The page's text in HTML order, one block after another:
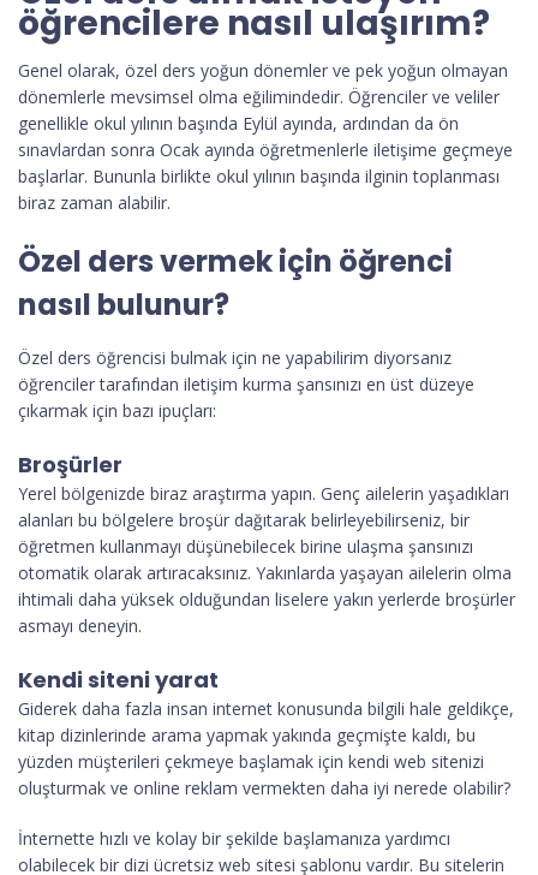
öğrencilere nasıl ulaşırım?
Genel olarak, özel ders yoğun dönemler ve pek yoğun olmayan
dönemlerle mevsimsel olma eğilimindedir. Öğrenciler ve veliler
genellikle okul yılının başında Eylül ayında, ardından da ön
sınavlardan sonra Ocak ayında öğretmenlerle iletişime geçmeye
başlarlar. Bununla birlikte okul yılının başında ilginin toplanması
biraz zaman alabilir.
Özel ders vermek için öğrenci
nasıl bulunur?
Özel ders öğrencisi bulmak için ne yapabilirim diyorsanız
öğrenciler tarafından iletişim kurma şansınızı en üst düzeye
çıkarmak için bazı ipuçları:
Broşürler
Yerel bölgenizde biraz araştırma yapın. Genç ailelerin yaşadıkları
alanları bu bölgelere broşür dağıtarak belirleyebilirseniz, bir
öğretmen kullanmayı düşünebilecek birine ulaşma şansınızı
otomatik olarak artıracaksınız. Yakınlarda yaşayan ailelerin olma
ihtimali daha yüksek olduğundan liselere yakın yerlerde broşürler
asmayı deneyin.
Kendi siteni yarat
Giderek daha fazla insan internet konusunda bilgili hale geldikçe,
kitap dizinlerinde arama yapmak yakında geçmişte kaldı, bu
yüzden müşterileri çekmeye başlamak için kendi web sitenizi
oluşturmak ve online reklam vermekten daha iyi nerede olabilir?
İnternette hızlı ve kolay bir şekilde başlamanıza yardımcı
olabilecek bir dizi ücretsiz web sitesi şablonu vardır. Bu sitelerin